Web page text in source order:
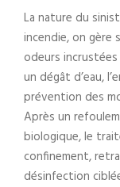
La nature du
incendie, on gère
odeurs
un dégât d’eau,
prévention des
Après un
biologique, le
confinement,
désinfection